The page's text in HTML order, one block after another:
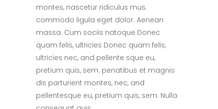
montes, nascetur ridiculus mus.
commodo ligula eget dolor. Aenean
massa. Cum sociis natoque Donec
quam felis, ultricies Donec quam felis,
ultricies nec, and pellente sque eu,
pretium quis, sem. penatibus et magnis
dis parturient montes, nec, and
pellentesque eu, pretium quis, sem. Nulla